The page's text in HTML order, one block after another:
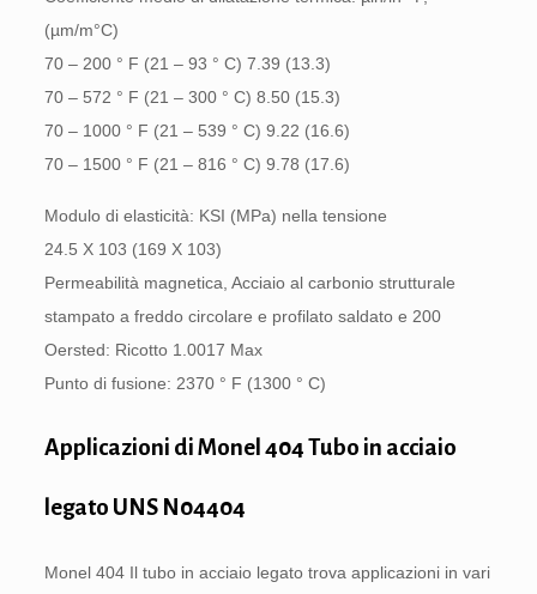
(µm/m°C)
70 – 200 ° F (21 – 93 ° C) 7.39 (13.3)
70 – 572 ° F (21 – 300 ° C) 8.50 (15.3)
70 – 1000 ° F (21 – 539 ° C) 9.22 (16.6)
70 – 1500 ° F (21 – 816 ° C) 9.78 (17.6)
Modulo di elasticità: KSI (MPa) nella tensione
24.5 X 103 (169 X 103)
Permeabilità magnetica, Acciaio al carbonio strutturale
stampato a freddo circolare e profilato saldato e 200
Oersted: Ricotto 1.0017 Max
Punto di fusione: 2370 ° F (1300 ° C)
Applicazioni di Monel 404 Tubo in acciaio
legato UNS N04404
Monel 404 Il tubo in acciaio legato trova applicazioni in vari